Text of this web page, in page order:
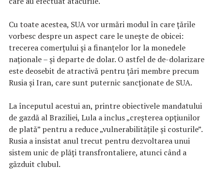
Cu toate acestea, SUA vor urmări modul în care țările
vorbesc despre un aspect care le unește de obicei:
trecerea comerțului și a finanțelor lor la monedele
naționale – și departe de dolar. O astfel de de-dolarizare
este deosebit de atractivă pentru țări membre precum
Rusia și Iran, care sunt puternic sancționate de SUA.
La începutul acestui an, printre obiectivele mandatului
de gazdă al Braziliei, Lula a inclus „creșterea opțiunilor
de plată” pentru a reduce „vulnerabilitățile și costurile”.
Rusia a insistat anul trecut pentru dezvoltarea unui
sistem unic de plăți transfrontaliere, atunci când a
găzduit clubul.